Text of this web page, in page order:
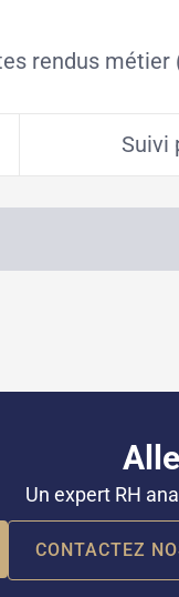
rendus métier
Suivi
Un expert RH
CONTACTEZ